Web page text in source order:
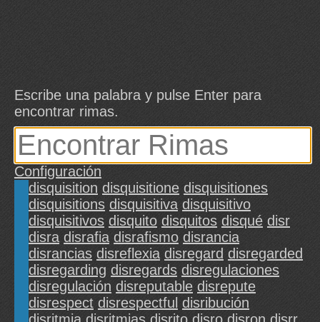
Escribe una palabra y pulse Enter para
encontrar rimas.
Configuración
disquisition disquisitione disquisitiones
disquisitions disquisitiva disquisitivo
disquisitivos disquito disquitos disqué disr
disra disrafia disrafismo disrancia
disrancias disreflexia disregard disregarded
disregarding disregards disregulaciones
disregulación disreputable disrepute
disrespect disrespectful disribución